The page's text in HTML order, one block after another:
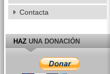
Contacta
HAZUNA DONACIÓN